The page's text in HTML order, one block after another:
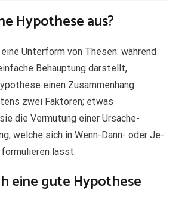
Hypothese aus?
Unterform von Thesen: während
Behauptung darstellt,
einen Zusammenhang
zwei Faktoren; etwas
die Vermutung einer Ursache-
welche sich in Wenn-Dann- oder Je-
lässt.
eine gute Hypothese